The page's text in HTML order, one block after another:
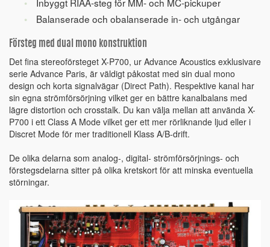
Inbyggt RIAA-steg för MM- och MC-pickuper
Balanserade och obalanserade in- och utgångar
Försteg med dual mono konstruktion
Det fina stereoförsteget X-P700, ur Advance Acoustics exklusivare
serie Advance Paris, är väldigt påkostat med sin dual mono
design och korta signalvägar (Direct Path). Respektive kanal har
sin egna strömförsörjning vilket ger en bättre kanalbalans med
lägre distortion och crosstalk. Du kan välja mellan att använda X-
P700 i ett Class A Mode vilket ger ett mer rörliknande ljud eller i
Discret Mode för mer traditionell Klass A/B-drift.
De olika delarna som analog-, digital- strömförsörjnings- och
förstegsdelarna sitter på olika kretskort för att minska eventuella
störningar.